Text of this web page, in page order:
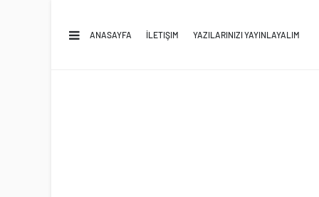
ANASAYFA İLETIŞIM YAZILARINIZI YAYINLAYALIM